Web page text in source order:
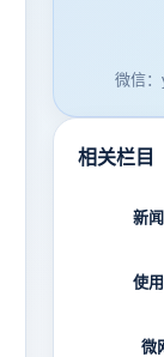
微信
相关栏目
新
使
微